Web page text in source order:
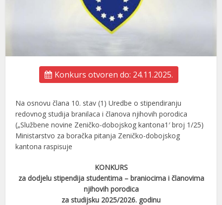
Konkurs otvoren do: 24.11.2025.
Na osnovu člana 10. stav (1) Uredbe o stipendiranju
redovnog studija branilaca i članova njihovih porodica
(„Službene novine Zeničko-dobojskog kantona1′ broj 1/25)
Ministarstvo za boračka pitanja Zeničko-dobojskog
kantona raspisuje
KONKURS
za dodjelu stipendija studentima – braniocima i članovima
njihovih porodica
za studijsku 2025/2026. godinu